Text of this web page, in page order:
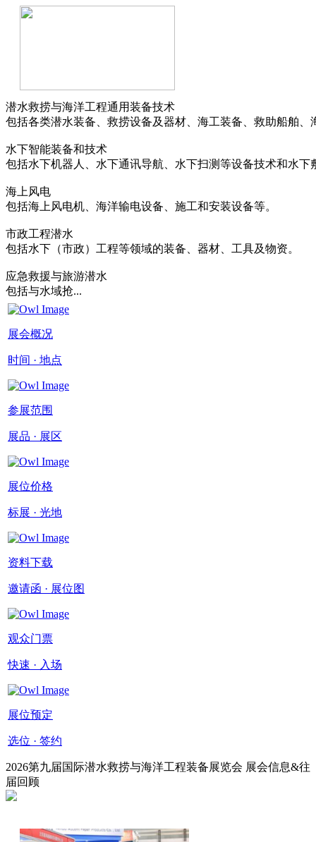
潜水救捞与海洋工程通用装备技术
包括各类潜水装备、救捞设备及器材、海工装备、救助船舶
水下智能装备和技术
包括水下机器人、水下通讯导航、水下扫测等设备技术和水下
海上风电
包括海上风电机、海洋输电设备、施工和安装设备等。
市政工程潜水
包括水下（市政）工程等领域的装备、器材、工具及物资。
应急救援与旅游潜水
包括与水域抢...
展会概况
时间 · 地点
参展范围
展品 · 展区
展位价格
标展 · 光地
资料下载
邀请函 · 展位图
观众门票
快速 · 入场
展位预定
选位 · 签约
2026第九届国际潜水救捞与海洋工程装备展览会 展会信息&往
届回顾